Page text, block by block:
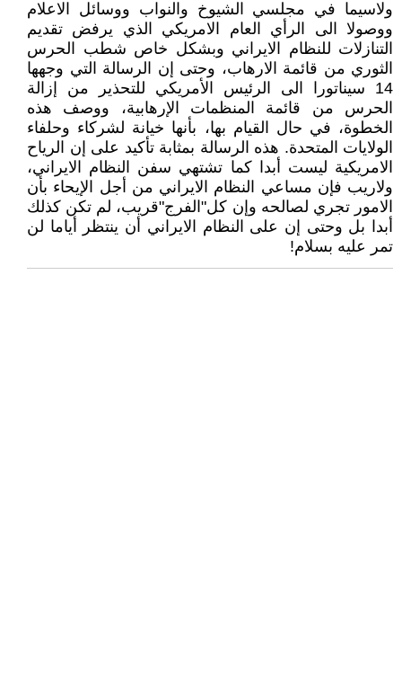
ولاسيما في مجلسي الشيوخ والنواب ووسائل الاعلام
ووصولا الى الرأي العام الامريکي الذي يرفض تقديم
التنازلات للنظام الايراني وبشکل خاص شطب الحرس
الثوري من قائمة الارهاب، وحتى إن الرسالة التي وجهها
14 سيناتورا الى الرئيس الأمريكي للتحذير من إزالة
الحرس من قائمة المنظمات الإرهابية، ووصف هذه
الخطوة، في حال القيام بها، بأنها خيانة لشركاء وحلفاء
الولايات المتحدة. هذه الرسالة بمثابة تأکيد على إن الرياح
الامريکية ليست أبدا کما تشتهي سفن النظام الايراني،
ولاريب فإن مساعي النظام الايراني من أجل الإيحاء بأن
الامور تجري لصالحه وإن کل"الفرج"قريب، لم تکن کذلك
أبدا بل وحتى إن على النظام الايراني أن ينتظر أياما لن
تمر عليه بسلام!